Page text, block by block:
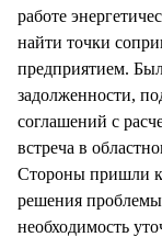
работе
найти точки
предприятием.
задолженности,
соглашений с
встреча в
Стороны пришли
решения
необходимость